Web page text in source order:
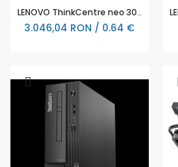
LENOVO ThinkCentre neo 30s G5 Intel Core i7-13620H 16GB 512GB SSD M.2 PCIe Intel UHD - 13DK003DBL
3.046,04 RON / 0.64 €